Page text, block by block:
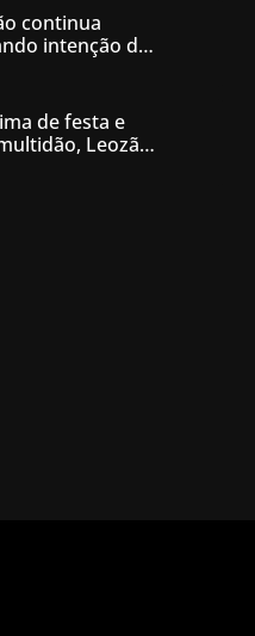
continua
intenção de
Goianésia
de festa e
Leozão
comitê de